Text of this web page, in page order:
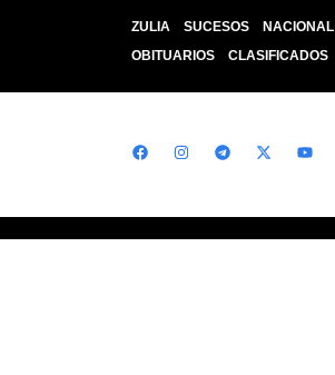
ZULIA SUCESOS NACIONAL
OBITUARIOS
CLASIFICADOS